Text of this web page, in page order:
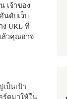
เจ้าของ
นดับเว็บ
URL ที่
ล้วคุณอาจ
ป็นเป้า
ร์ดมาให้ใน